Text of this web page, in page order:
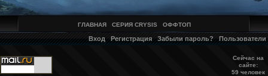
ГЛАВНАЯ СЕРИЯ CRYSIS ОФФТОП
Вход Регистрация Забыли пароль? Пользователи
Сейчас на
сайте:
59 человек